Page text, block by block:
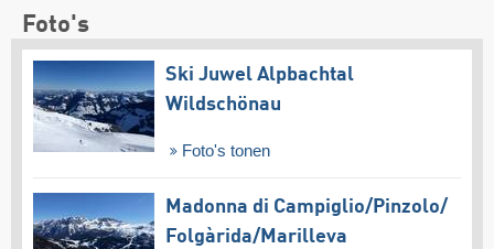
Foto's
Ski Juwel Alpbachtal
Wildschönau
Foto's tonen
Madonna di Campiglio/​Pinzolo/​
Folgàrida/​Marilleva